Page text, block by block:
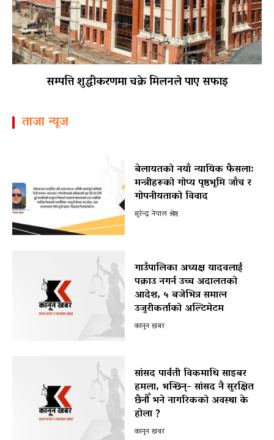
सम्पत्ति शुद्धीकरणमा चक्रे मिलनले पाए सफाइ
ताजा न्यूज
बेलायतको नयाँ न्यायिक फैसला:
मन्त्रीहरूको गोप्य पृष्ठभूमि जाँच र
गोपनीयताको विवाद
सुरेन्द्र नेपाल श्रेष्ठ
गाउँपालिका अध्यक्ष यादवलाई
पक्राउ नगर्न उच्च अदालतको
आदेश, ५ बजेभित्र समात्न
उजुरीकर्ताको अल्टिमेटम
कानून खबर
सांसद पार्वती विकमाथि साइबर
हमला, भन्छिन्– सांसद नै सुरक्षित
छैनौँ भने नागरिकको अवस्था के
होला ?
कानून खबर